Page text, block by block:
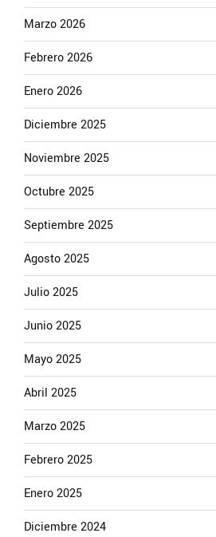
Marzo 2026
Febrero 2026
Enero 2026
Diciembre 2025
Noviembre 2025
Octubre 2025
Septiembre 2025
Agosto 2025
Julio 2025
Junio 2025
Mayo 2025
Abril 2025
Marzo 2025
Febrero 2025
Enero 2025
Diciembre 2024